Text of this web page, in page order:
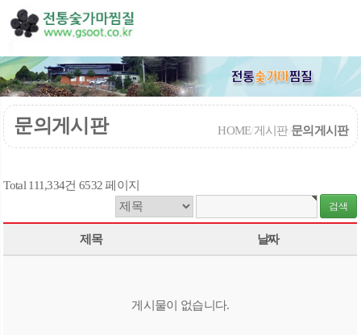
문의게시판 HOME/게시판/문의게시판
Total 111,334건 6532 페이지
제목 날짜
게시물이 없습니다.